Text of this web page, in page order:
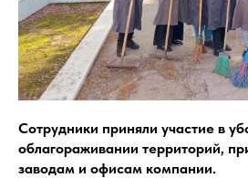
Сотрудники приняли участие в
облагораживании территорий,
заводам и офисам компании.